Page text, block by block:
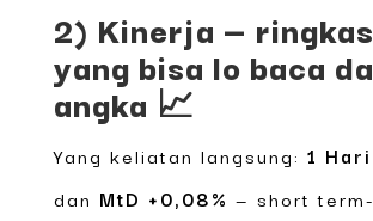
2) Kinerja —
yang bisa lo baca
angka 📈
Yang keliatan langsung: 1
dan MtD +0,08% — short